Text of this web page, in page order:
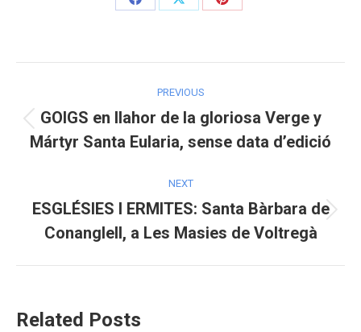
Share
Share
Share
navigation
PREVIOUS
Previous
post:
GOIGS en llahor de la gloriosa Verge y
Mártyr Santa Eularia, sense data d’edició
NEXT
Next
post:
ESGLÉSIES I ERMITES: Santa Bàrbara de
Conanglell, a Les Masies de Voltregà
Related Posts